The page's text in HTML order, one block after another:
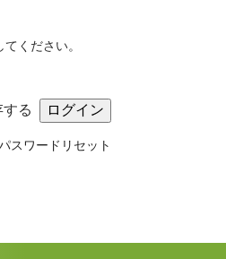
ください。
る
スワードリセット